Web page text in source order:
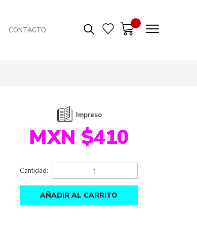
CONTACTO
Impreso
MXN $410
Cantidad:
AÑADIR AL CARRITO